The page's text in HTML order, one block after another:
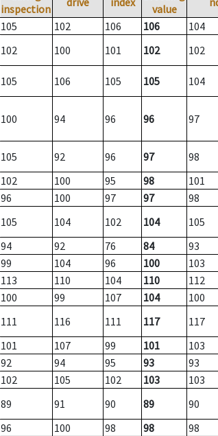
inspection
value
105 102 106 106
104
102 100 101 102 102
105 106 105 105 104
100 94 96 96 97
105 92 96 97
98
102 100 95 98
101
96 100 97 97
98
105 104 102 104
105
94 92 76 84
93
99 104 96 100
103
113 110 104 110
112
100 99 107 104
100
111 116 111 117
117
101 107 99 101
103
92 94 95 93
93
102 105 102 103
103
89 91 90 89
90
96 100 98 98
98